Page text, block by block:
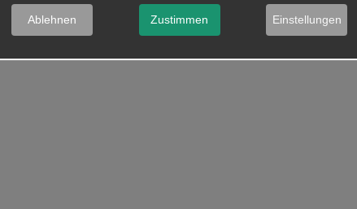
Ablehnen Zustimmen Einstellungen